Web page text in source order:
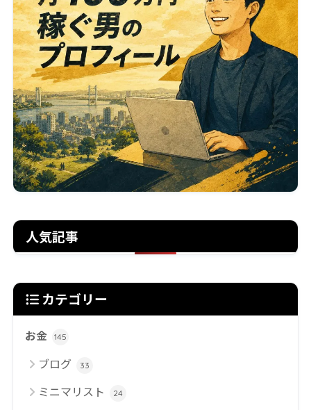
人気記事
カテゴリー
お金 145
ブログ 33
ミニマリスト 24